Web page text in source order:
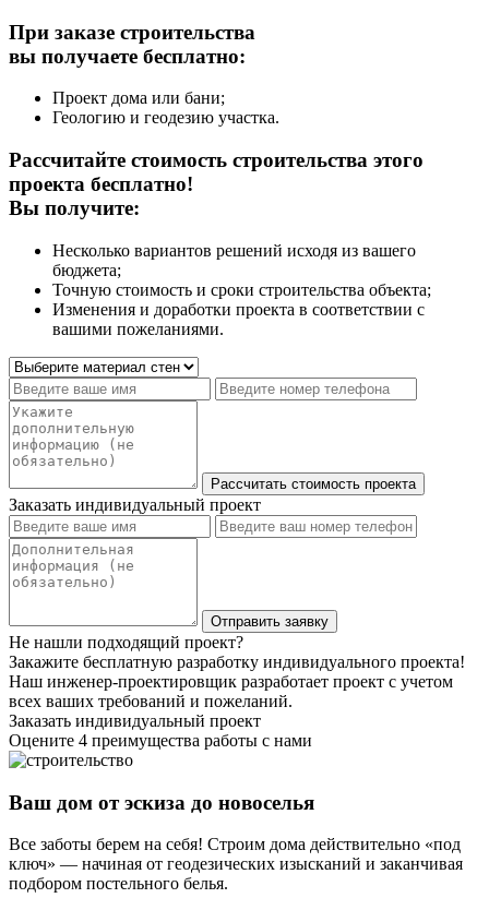
При заказе строительства
вы получаете бесплатно:
Проект дома или бани;
Геологию и геодезию участка.
Рассчитайте стоимость строительства этого
проекта бесплатно!
Вы получите:
Несколько вариантов решений исходя из вашего
бюджета;
Точную стоимость и сроки строительства объекта;
Изменения и доработки проекта в соответствии с
вашими пожеланиями.
Заказать индивидуальный проект
Не нашли подходящий проект?
Закажите бесплатную разработку индивидуального проекта!
Наш инженер-проектировщик разработает проект с учетом
всех ваших требований и пожеланий.
Заказать индивидуальный проект
Оцените 4 преимущества работы с нами
Ваш дом от эскиза до новоселья
Все заботы берем на себя! Строим дома действительно «под
ключ» — начиная от геодезических изысканий и заканчивая
подбором постельного белья.